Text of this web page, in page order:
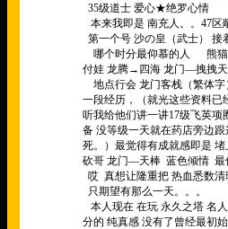
35级道士 爱心★绝罗心情
本来我即是 南充人。。47区
第一个号 沙の皇（武士）
哪个时分最仰慕的人 熊猫
付娃 龙腾→四海 龙门—拽拽
地点行会 龙门客栈（繁体
一段经历，（就光这些资料已
听我给他们讲一讲17级飞英
备 没等级一天就在药店旁边
死。）最觉得有成就感即是
砍哥 龙门—天棒 蓝色倾情 最
哎 真想让隆重把 热血悉数
只期望有那么一天。。。
本人现在 在玩 永久之塔 名
分的 纯真感 没有了曾经最初